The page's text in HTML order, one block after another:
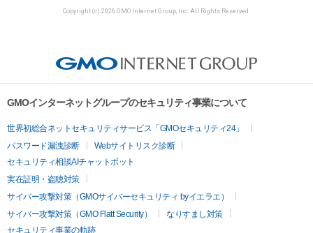
Copyright (c) 2026 GMO Internet Group, Inc. All Rights Reserved.
GMOインターネットグループのセキュリティ事業について
世界初総合ネットセキュリティサービス「GMOセキュリティ24」
パスワード漏洩診断
Webサイトリスク診断
セキュリティ相談AIチャットボット
実在証明・盗聴対策
サイバー攻撃対策（GMOサイバーセキュリティ byイエラエ）
サイバー攻撃対策（GMO Flatt Security）
なりすまし対策
セキュリティ事業の軌跡